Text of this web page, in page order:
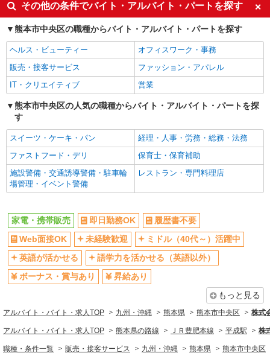
車通勤OK
交通費支給
社会保険あり
社員登用あり
その他の条件でバイト・アルバイト・パートを探す
熊本市中央区の職種からバイト・アルバイト・パートを探す
ヘルス・ビューティー
オフィスワーク・事務
販売・接客サービス
ファッション・アパレル
IT・クリエイティブ
営業
熊本市中央区の人気の職種からバイト・アルバイト・パートを探
す
スイーツ・ケーキ・パン
経理・人事・労務・総務・法務
ファストフード・デリ
保育士・保育補助
施設警備・交通誘導警備・駐車輪
場管理・イベント警備
レストラン・専門料理店
家電・携帯販売 即日勤務OK
履歴書不要
Web面接OK
未経験歓迎
ミドル（40代～）活躍中
英語が活かせる
語学力を活かせる（英語以外）
ボーナス・賞与あり
昇給あり
もっと見る
アルバイト・バイト・求人TOP 九州・沖縄 熊本県 熊本市中央区 株式
アルバイト・バイト・求人TOP 熊本県の路線 ＪＲ豊肥本線 平成駅 株
職種・条件一覧 販売・接客サービス 九州・沖縄 熊本県 熊本市中央区